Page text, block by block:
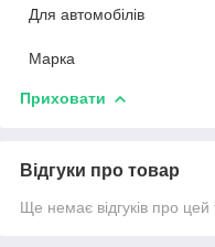
Для автомобілів
Марка
Приховати
Відгуки про товар
Ще немає відгуків про цей